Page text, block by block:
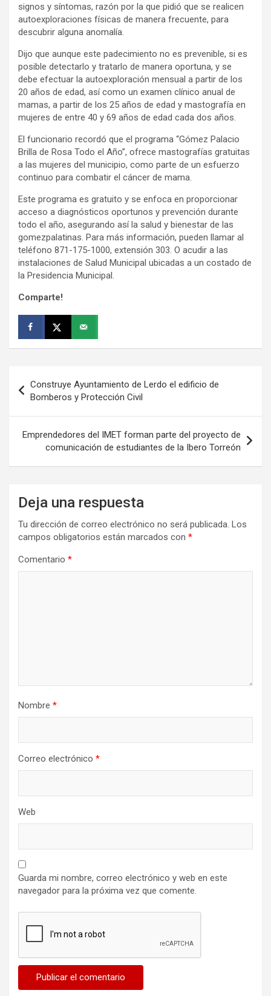
signos y síntomas, razón por la que pidió que se realicen
autoexploraciones físicas de manera frecuente, para
descubrir alguna anomalía.
Dijo que aunque este padecimiento no es prevenible, si es
posible detectarlo y tratarlo de manera oportuna, y se
debe efectuar la autoexploración mensual a partir de los
20 años de edad, así como un examen clínico anual de
mamas, a partir de los 25 años de edad y mastografía en
mujeres de entre 40 y 69 años de edad cada dos años.
El funcionario recordó que el programa “Gómez Palacio
Brilla de Rosa Todo el Año”, ofrece mastografías gratuitas
a las mujeres del municipio, como parte de un esfuerzo
continuo para combatir el cáncer de mama.
Este programa es gratuito y se enfoca en proporcionar
acceso a diagnósticos oportunos y prevención durante
todo el año, asegurando así la salud y bienestar de las
gomezpalatinas. Para más información, pueden llamar al
teléfono 871-175-1000, extensión 303. O acudir a las
instalaciones de Salud Municipal ubicadas a un costado de
la Presidencia Municipal.
Comparte!
de
entradas
Construye Ayuntamiento de Lerdo el edificio de
Bomberos y Protección Civil
Emprendedores del IMET forman parte del proyecto de
comunicación de estudiantes de la Ibero Torreón
Deja una respuesta
Tu dirección de correo electrónico no será publicada. Los
campos obligatorios están marcados con *
Comentario *
Nombre *
Correo electrónico *
Web
Guarda mi nombre, correo electrónico y web en este
navegador para la próxima vez que comente.